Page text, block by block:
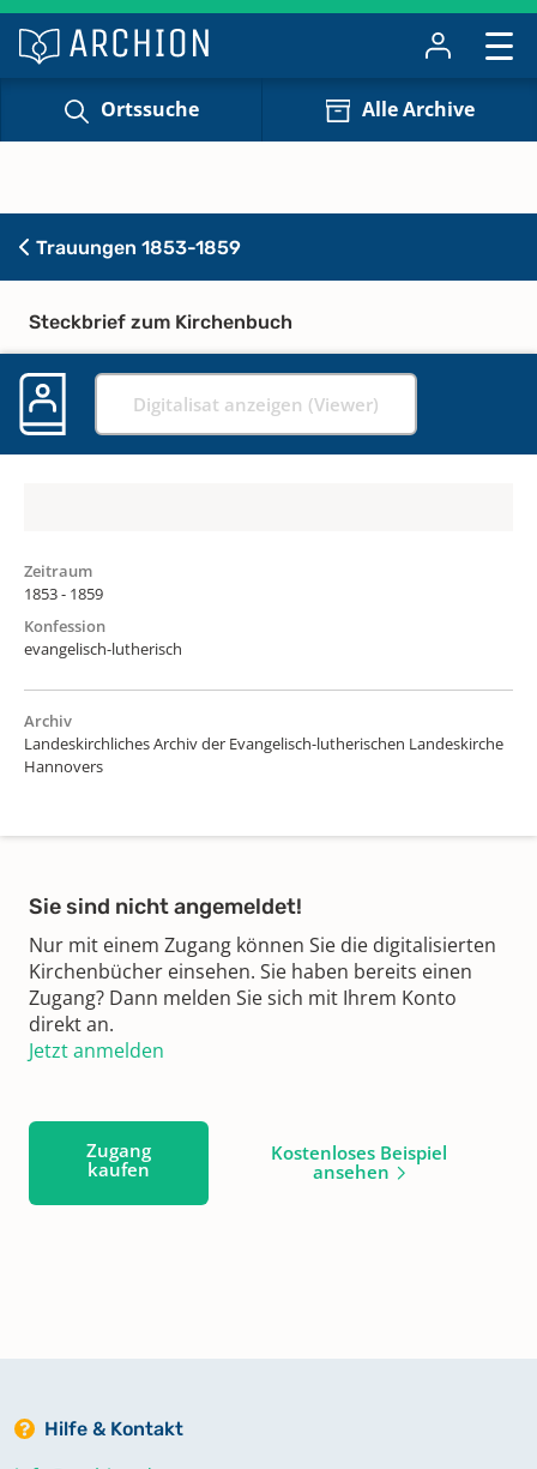
Ortssuche Alle Archive
Trauungen 1853-1859
Steckbrief zum Kirchenbuch
Digitalisat anzeigen (Viewer)
Zeitraum
1853 - 1859
Konfession
evangelisch-lutherisch
Archiv
Landeskirchliches Archiv der Evangelisch-lutherischen Landeskirche
Hannovers
Sie sind nicht angemeldet!
Nur mit einem Zugang können Sie die digitalisierten
Kirchenbücher einsehen. Sie haben bereits einen
Zugang? Dann melden Sie sich mit Ihrem Konto
direkt an.
Jetzt anmelden
Zugang
kaufen
Kostenloses Beispiel
ansehen
Hilfe & Kontakt